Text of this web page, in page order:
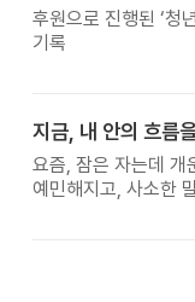
후원으로 진행된 ‘청
기록
요즘, 잠은 자는데 개
예민해지고, 사소한